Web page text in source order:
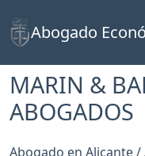
Abogado
MARIN &
ABOGADOS
Abogado en Alicante /